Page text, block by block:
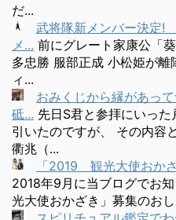
だ...
武将隊新メンバー決定!
メ... 前にグレート家康公「
多忠勝 服部正成 小松姫が
ィ...
おみくじから縁があっ
砥... 先日S君と参拝にいっ
引いたのですが、 その内容
衢兆（...
「2019 観光大使おか
2018年9月に当ブログでお
光大使おかざき」募集のお